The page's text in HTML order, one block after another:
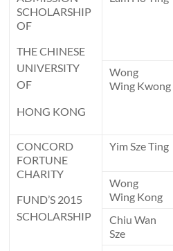
SCHOLARSHIP
OF
THE CHINESE
UNIVERSITY
OF
HONG KONG
Wong
Wing Kwong
CONCORD
FORTUNE
CHARITY
FUND’S 2015
SCHOLARSHIP
Yim Sze Ting
Wong
Wing Kong
Chiu Wan
Sze